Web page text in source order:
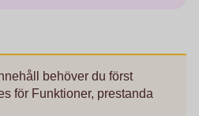
behöver du först
för Funktioner, prestanda